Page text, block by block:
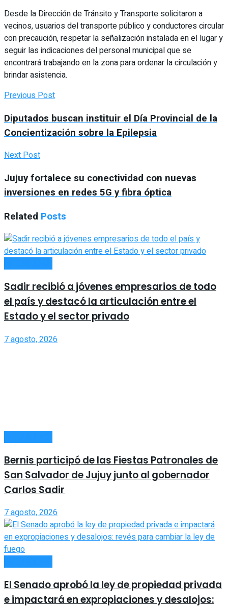
Desde la Dirección de Tránsito y Transporte solicitaron a
vecinos, usuarios del transporte público y conductores circular
con precaución, respetar la señalización instalada en el lugar y
seguir las indicaciones del personal municipal que se
encontrará trabajando en la zona para ordenar la circulación y
brindar asistencia.
Previous Post
Diputados buscan instituir el Día Provincial de la
Concientización sobre la Epilepsia
Next Post
Jujuy fortalece su conectividad con nuevas
inversiones en redes 5G y fibra óptica
Related Posts
Sadir recibió a jóvenes empresarios de todo
el país y destacó la articulación entre el
Estado y el sector privado
7 agosto, 2026
Bernis participó de las Fiestas Patronales de
San Salvador de Jujuy junto al gobernador
Carlos Sadir
7 agosto, 2026
El Senado aprobó la ley de propiedad privada
e impactará en expropiaciones y desalojos: